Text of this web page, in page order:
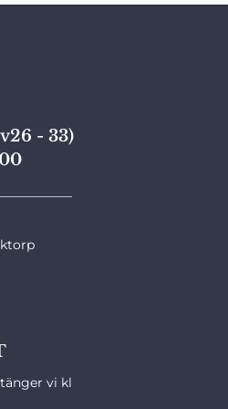
- 33)
vi kl